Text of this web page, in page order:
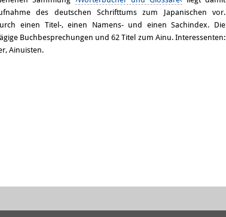
des deutschen Schrifttums zum Japanischen vor.
einen Titel-, einen Namens- und einen Sachindex. Die
Buchbesprechungen und 62 Titel zum Ainu. Interessenten:
Ainuisten.